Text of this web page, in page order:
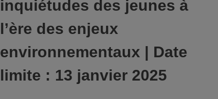
inquiétudes des jeunes à
l’ère des enjeux
environnementaux | Date
limite : 13 janvier 2025